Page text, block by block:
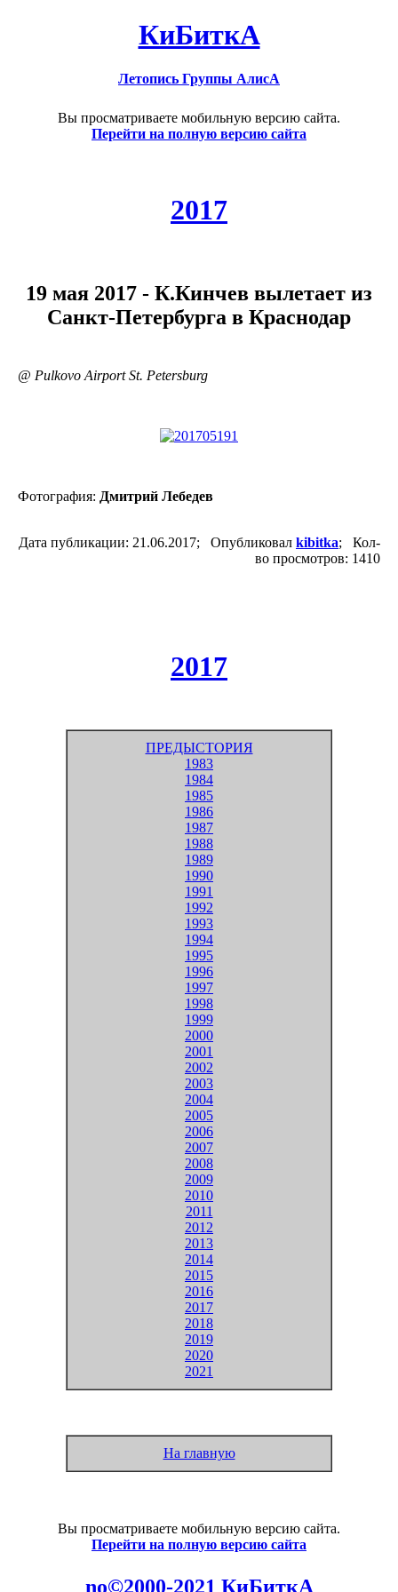
КиБиткА
Летопись Группы АлисА
Вы просматриваете мобильную версию сайта.
Перейти на полную версию сайта
2017
19 мая 2017 - К.Кинчев вылетает из
Санкт-Петербурга в Краснодар
@ Pulkovo Airport St. Petersburg
Фотография: Дмитрий Лебедев
Дата публикации: 21.06.2017; Опубликовал kibitka; Кол-
во просмотров: 1410
2017
ПРЕДЫСТОРИЯ
1983
1984
1985
1986
1987
1988
1989
1990
1991
1992
1993
1994
1995
1996
1997
1998
1999
2000
2001
2002
2003
2004
2005
2006
2007
2008
2009
2010
2011
2012
2013
2014
2015
2016
2017
2018
2019
2020
2021
На главную
Вы просматриваете мобильную версию сайта.
Перейти на полную версию сайта
no©2000-2021 КиБиткА